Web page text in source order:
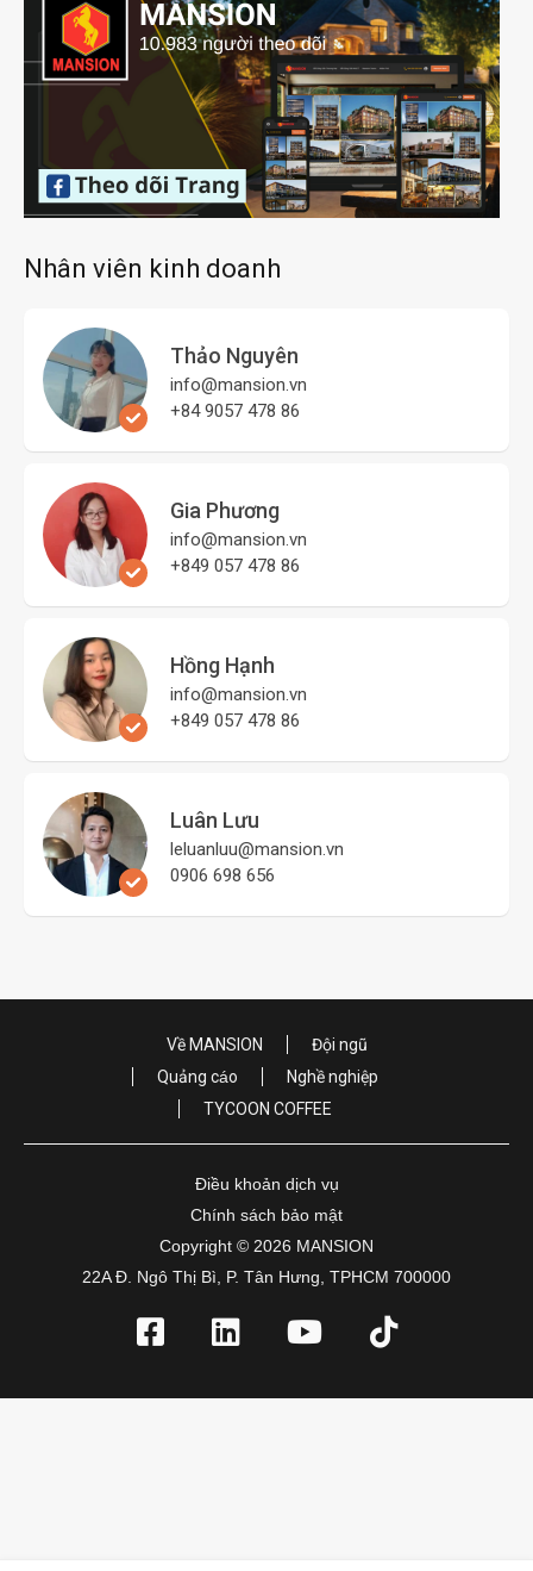
Nhân viên kinh doanh
Thảo Nguyên
info@mansion.vn
+84 9057 478 86
Gia Phương
info@mansion.vn
+849 057 478 86
Hồng Hạnh
info@mansion.vn
+849 057 478 86
Luân Lưu
leluanluu@mansion.vn
0906 698 656
Về MANSION
Đội ngũ
Quảng cáo
Nghề nghiệp
TYCOON COFFEE
Điều khoản dịch vụ
Chính sách bảo mật
Copyright © 2026 MANSION
22A Đ. Ngô Thị Bì, P. Tân Hưng, TPHCM 700000